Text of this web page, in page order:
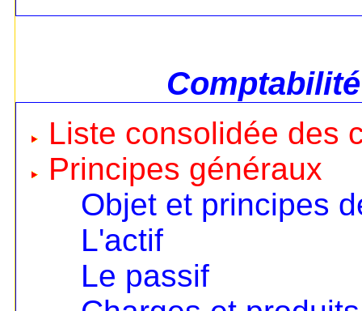
Liste consolidée des
Principes généraux
Objet et principes
L'actif
Le passif